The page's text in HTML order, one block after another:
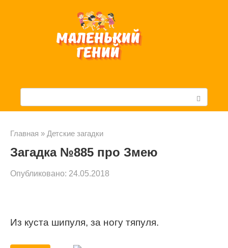
с
Главная » Детские загадки
Загадка №885 про Змею
Опубликовано: 24.05.2018
Из куста шипуля, за ногу тяпуля.